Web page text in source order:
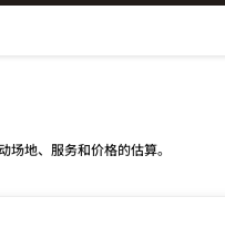
地、服务和价格的估算。